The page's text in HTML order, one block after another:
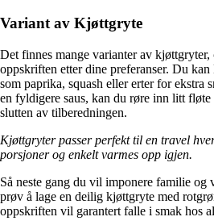
Variant av Kjøttgryte
Det finnes mange varianter av
oppskriften etter dine preferanser. Du
som paprika, squash eller erter for ekstra
en fyldigere saus, kan du røre inn litt
slutten av tilberedningen.
Kjøttgryter passer perfekt til en travel
porsjoner og enkelt varmes opp igjen.
Så neste gang du vil imponere familie og
prøv å lage en deilig kjøttgryte med
oppskriften vil garantert falle i smak hos